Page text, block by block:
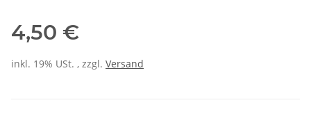
4,50 €
inkl. 19% USt. , zzgl. Versand